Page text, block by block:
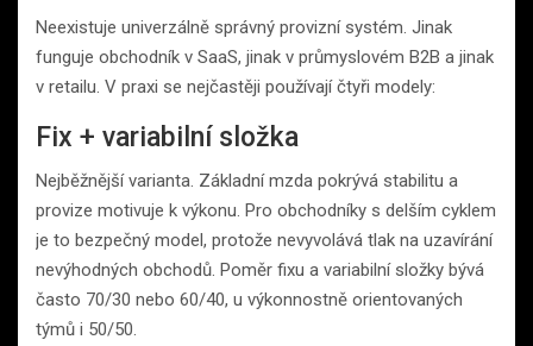
Neexistuje univerzálně správný provizní systém. Jinak
funguje obchodník v SaaS, jinak v průmyslovém B2B a jinak
v retailu. V praxi se nejčastěji používají čtyři modely:
Fix + variabilní složka
Nejběžnější varianta. Základní mzda pokrývá stabilitu a
provize motivuje k výkonu. Pro obchodníky s delším cyklem
je to bezpečný model, protože nevyvolává tlak na uzavírání
nevýhodných obchodů. Poměr fixu a variabilní složky bývá
často 70/30 nebo 60/40, u výkonnostně orientovaných
týmů i 50/50.